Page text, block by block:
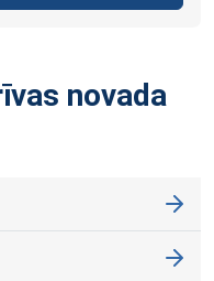
novada